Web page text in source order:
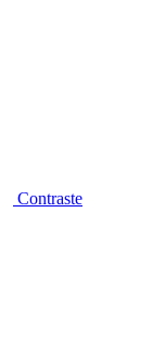
Contraste